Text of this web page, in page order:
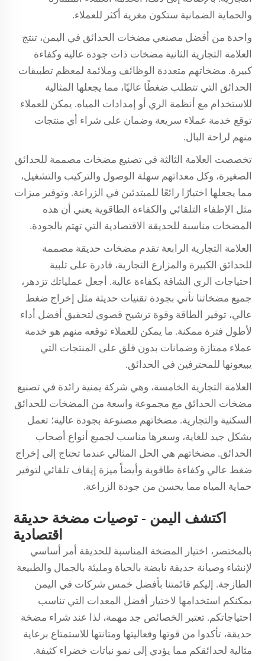
والحماية الضمانية ستكون مغرية أكثر للعملاء.
واحدة من أفضل مصنعي مضخات الحدائق في اليمن، تنتج
العلامة التجارية الثانية مضخات ذات جودة عالية وكفاءة
كبيرة. مضخاتهم متعددة الوظائف وملائمة لمعظم تطبيقات
الحدائق التي تتطلب ضغطًا عاليًا، مما يجعلها المثالية
للاستخدام مع أنظمة الري أو إمدادات المياه. يمكن للعملاء
توقع خدمة عملاء سريعة وضمان على شراء أي منتجات
منهم لراحة البال.
تخصصت العلامة الثالثة في تصنيع مضخات مصممة للحدائق
الصغيرة، وكل معداتهم سهلة الوصول والتركيب والتشغيل،
مما يجعلها اختيارًا رائعًا للمبتدئين في الزراعة. وتوفير ميزات
مثل الإطفاء التلقائي والكفاءة الطاقوية يعني أن هذه
المضخات مناسبة للحديقة الاقتصادية التي تهتم بالجودة.
العلامة التجارية الرابعة تقدم مضخات حديقة مصممة
للحدائق الكبيرة والمزارع التجارية، قادرة على تلبية
احتياجات الري الشاقة بكفاءة عالية. أجعل عملياتك تزدهر،
جميع مضخاتنا تأتي بجودة تقنيات حديثة مثل إخراج ضغط
عالي، توفير الطاقة وقوة ترشيح قصوى لتحقيق أفضل أداء
لأطول فترة ممكنة. ما يمكن للعملاء توقعه منهم هو خدمة
عملاء ممتازة وضمانات بدون قلق على المنتجات التي
يبيعونها للمحترفين في الحدائق.
العلامة التجارية الخامسة، وهي شركة يمنية رائدة في تصنيع
مضخات الحدائق مع مجموعة واسعة من المضخات للحدائق
السكنية والتجارية. مضخاتهم مصنوعة بجودة عالية؛ تعمل
بشكل جيد للغاية، وسعرها مناسب لجميع أنواع أصحاب
الحدائق. مضخاتهم هي الحل المثالي عندما تحتاج إلى إخراج
ضغط عالي وكفاءة طاقوية وأيضاً ميزة إيقاف تلقائي لتوفير
حماية المياه مما يحسن من جودة الزراعة.
اكتشف اليمن - توصيات مضخة حديقة
اقتصادية
بالمختصر، اختيار المضخة المناسبة للحديقة أمر أساسي
لإنشاء وصيانة حديقة نابضة بالحياة ومليئة بالجمال والطبيعة
الطازجة. إليكم قائمتنا بأفضل خمس شركات في اليمن
يمكنكم استخدامها لاختيار أفضل المعدات التي تناسب
احتياجاتكم. تعتبر الخصائص جد مهمة، لذا عند شراء مضخة
حديقة، تأكدوا من قوتها وفعاليتها ومتانتها للاستمتاع برعاية
مثالية لحدائقكم مما يؤدي إلى نمو نباتات خضراء كثيفة.